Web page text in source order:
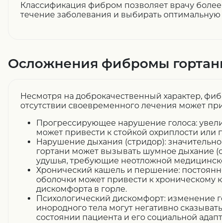
Классификация фибром позволяет врачу
течение заболевания и выбирать оптимальную
Осложнения фибромы
Несмотря на доброкачественный характер,
отсутствии своевременного лечения может
Прогрессирующее нарушение голоса:
может привести к стойкой охриплости или
Нарушение дыхания (стридор):
гортани может вызывать шумное дыхание
удушья, требующие неотложной
Хронический кашель и першение:
оболочки может привести к
дискомфорта в горле.
Психологический дискомфорт: изменение
инородного тела могут негативно
состоянии пациента и его социальной